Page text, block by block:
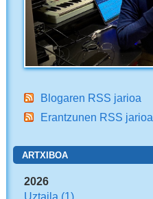
Blogaren RSS jarioa
Erantzunen RSS jarioa
ARTXIBOA
2026
Uztaila (1)